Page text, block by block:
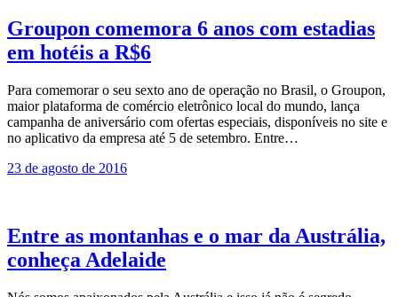
Groupon comemora 6 anos com estadias
em hotéis a R$6
Para comemorar o seu sexto ano de operação no Brasil, o Groupon,
maior plataforma de comércio eletrônico local do mundo, lança
campanha de aniversário com ofertas especiais, disponíveis no site e
no aplicativo da empresa até 5 de setembro. Entre…
23 de agosto de 2016
Entre as montanhas e o mar da Austrália,
conheça Adelaide